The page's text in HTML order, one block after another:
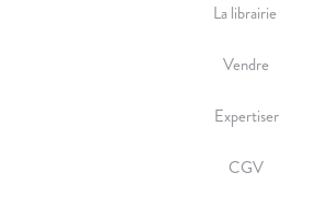
La librairie
Vendre
Expertiser
CGV